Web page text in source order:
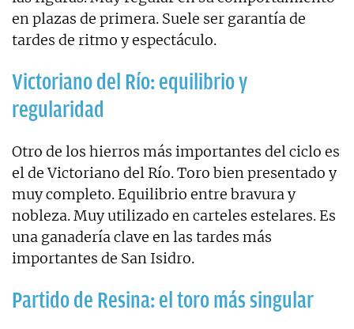
en plazas de primera. Suele ser garantía de
tardes de ritmo y espectáculo.
Victoriano del Río: equilibrio y
regularidad
Otro de los hierros más importantes del ciclo es
el de Victoriano del Río. Toro bien presentado y
muy completo. Equilibrio entre bravura y
nobleza. Muy utilizado en carteles estelares. Es
una ganadería clave en las tardes más
importantes de San Isidro.
Partido de Resina: el toro más singular